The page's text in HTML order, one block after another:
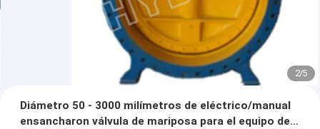
2/5
Diámetro 50 - 3000 milímetros de eléctrico/manual
ensancharon válvula de mariposa para el equipo de